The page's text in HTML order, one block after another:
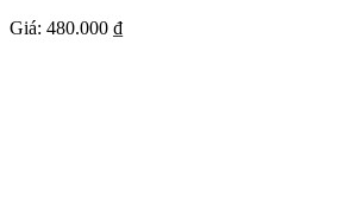
Giá: 480.000 ₫